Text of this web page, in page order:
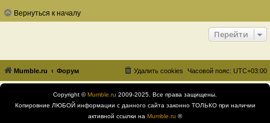
Вернуться к началу
Перейти
Mumble.ru Форум Часовой пояс: UTC+03:00
Удалить cookies
Copyright ©Mumble.ru 2009-2025. Все права защищены.
Копировние ЛЮБОЙ информации с данного сайта законно ТОЛЬКО при наличии
активной ссылки на Mumble.ru ®